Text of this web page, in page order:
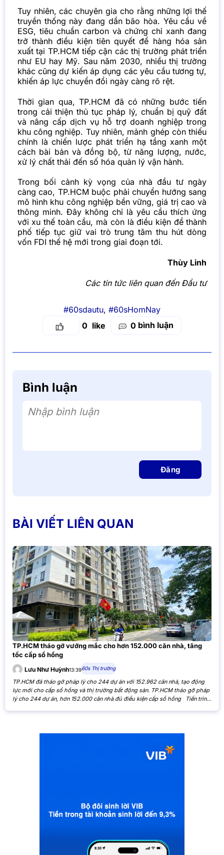
Tuy nhiên, các chuyên gia cho rằng những lợi thế
truyền thống này đang dần bão hòa. Yêu cầu về
ESG, tiêu chuẩn carbon và chứng chỉ xanh đang
trở thành điều kiện tiên quyết để hàng hóa sản
xuất tại TP.HCM tiếp cận các thị trường phát triển
như EU hay Mỹ. Sau năm 2030, nhiều thị trường
khác cũng dự kiến áp dụng các yêu cầu tương tự,
khiến áp lực chuyển đổi ngày càng rõ rệt.
Thời gian qua, TP.HCM đã có những bước tiến
trong cải thiện thủ tục pháp lý, chuẩn bị quỹ đất
và nâng cấp dịch vụ hỗ trợ doanh nghiệp trong
khu công nghiệp. Tuy nhiên, mảnh ghép còn thiếu
chính là chiến lược phát triển hạ tầng xanh một
cách bài bản và đồng bộ, từ năng lượng, nước,
xử lý chất thải đến số hóa quản lý vận hành.
Trong bối cảnh kỳ vọng của nhà đầu tư ngày
càng cao, TP.HCM buộc phải chuyển hướng sang
mô hình khu công nghiệp bền vững, giá trị cao và
thông minh. Đây không chỉ là yêu cầu thích ứng
với xu thế toàn cầu, mà còn là điều kiện để thành
phố tiếp tục giữ vai trò trung tâm thu hút dòng
vốn FDI thế hệ mới trong giai đoạn tới.
Thùy Linh
Các tin tức liên quan đến Đầu tư
#60sdautu, #60sHomNay
0
0 bình luận
Bình luận
Nhập bình luận
Đăng
BÀI VIẾT LIÊN QUAN
TP.HCM tháo gỡ vướng mắc cho hơn 152.000 căn nhà, tăng
tốc cấp sổ hồng
Lưu Như Huỳnh13:3960s Thị trường
TP.HCM đã tháo gỡ pháp lý cho 244 dự án với 152.962 căn nhà, tạo động
lực mới cho cấp sổ hồng và thị trường bất động sản. TP.HCM tháo gỡ pháp
lý cho 244 dự án, hơn 152.000 căn nhà đủ điều kiện cấp sổ hồng Tiến trình